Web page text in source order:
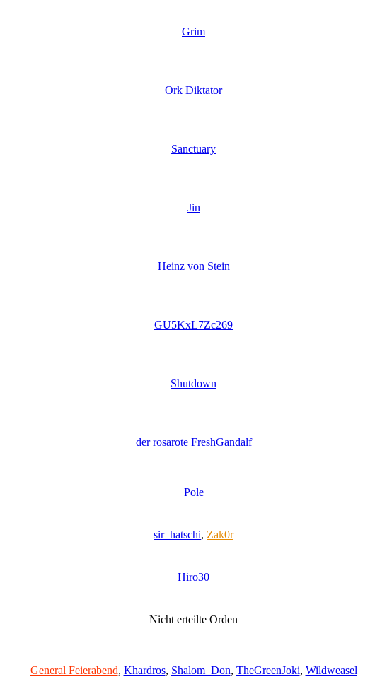
Grim
Ork Diktator
Sanctuary
Jin
Heinz von Stein
GU5KxL7Zc269
Shutdown
der rosarote FreshGandalf
Pole
sir_hatschi, Zak0r
Hiro30
Nicht erteilte Orden
General Feierabend, Khardros, Shalom_Don, TheGreenJoki, Wildweasel